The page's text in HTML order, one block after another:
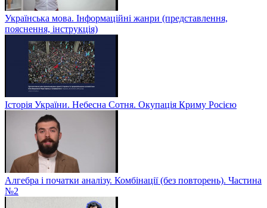
Українська мова. Інформаційні жанри (представлення,
пояснення, інструкція)
Історія України. Небесна Сотня. Окупація Криму Росією
Алгебра і початки аналізу. Комбінації (без повторень). Частина
№2